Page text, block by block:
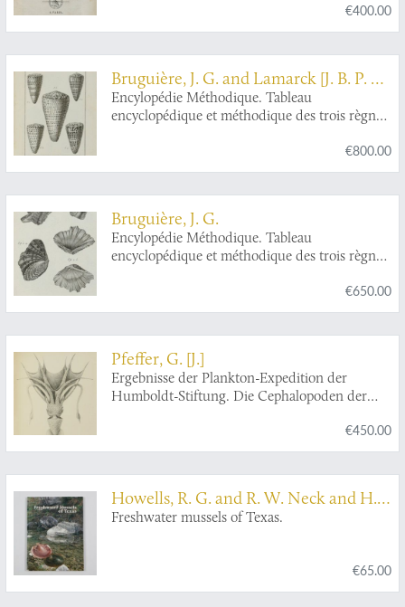
€400.00
Bruguière, J. G. and Lamarck [J. B. P. A.
de Monet de] and Candolle, [A. P.] de
Encylopédie Méthodique. Tableau
encyclopédique et méthodique des trois règnes
les vers infusoires, les vers intestins, les vers
mollusques, &c.
€800.00
Bruguière, J. G.
Encylopédie Méthodique. Tableau
encyclopédique et méthodique des trois règnes
les vers infusoires, les vers intestins, les vers
mollusques, &c.
€650.00
Pfeffer, G. [J.]
Ergebnisse der Plankton-Expedition der
Humboldt-Stiftung. Die Cephalopoden der
monographische Übersicht der Oegopsiden
Cephalopoden. Hierzu ein Atlas von 48 Tafeln.
€450.00
Howells, R. G. and R. W. Neck and H.
D. Murray
Freshwater mussels of Texas.
€65.00